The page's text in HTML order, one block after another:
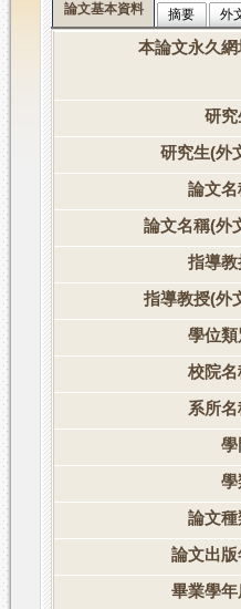
論文基本資料 摘要 外
本論文永久網
研究
研究生(外
論文名
論文名稱(外
指導教
指導教授(外
學位類
校院名
系所
學
學
論文種
論文出版
畢業學年